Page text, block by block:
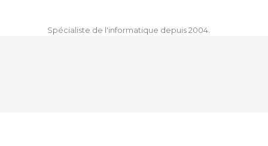
Spécialiste de l'informatique depuis 2004.